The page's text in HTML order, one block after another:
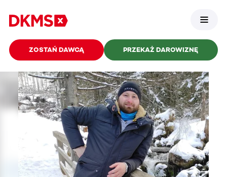
ZOSTAŃ DAWCĄ PRZEKAŻ DAROWIZNĘ